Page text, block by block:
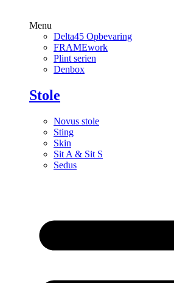
Menu
Delta45 Opbevaring
FRAMEwork
Plint serien
Denbox
Stole
Novus stole
Sting
Skin
Sit A & Sit S
Sedus